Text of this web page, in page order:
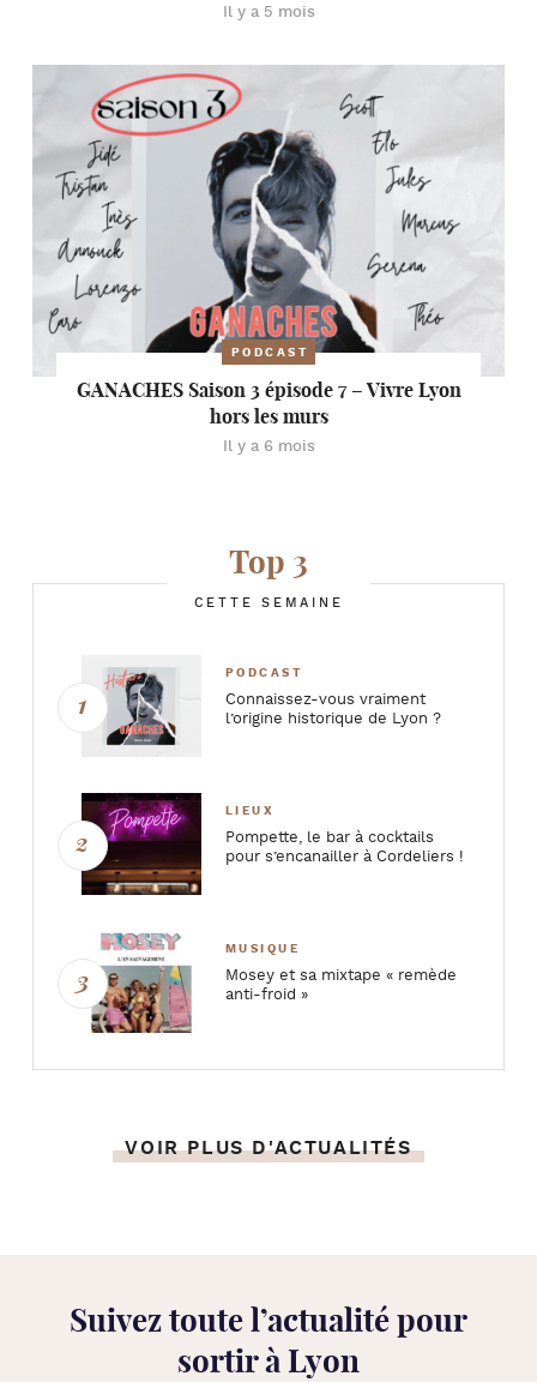
Il y a 5 mois
PODCAST
GANACHES Saison 3 épisode 7 – Vivre Lyon
hors les murs
Il y a 6 mois
Top 3
CETTE SEMAINE
PODCAST
Connaissez-vous vraiment
l’origine historique de Lyon ?
LIEUX
Pompette, le bar à cocktails
pour s’encanailler à Cordeliers !
MUSIQUE
Mosey et sa mixtape « remède
anti-froid »
VOIR PLUS D'ACTUALITÉS
Suivez toute l’actualité pour
sortir à Lyon